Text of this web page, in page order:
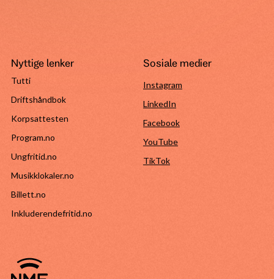
Nyttige lenker
Tutti
Driftshåndbok
Korpsattesten
Program.no
Ungfritid.no
Musikklokaler.no
Billett.no
Inkluderendefritid.no
Sosiale medier
Instagram
LinkedIn
Facebook
YouTube
TikTok